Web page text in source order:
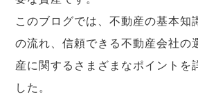
このブログでは、不動産の基本知
の流れ、信頼できる不動産会社の
産に関するさまざまなポイントを
した。